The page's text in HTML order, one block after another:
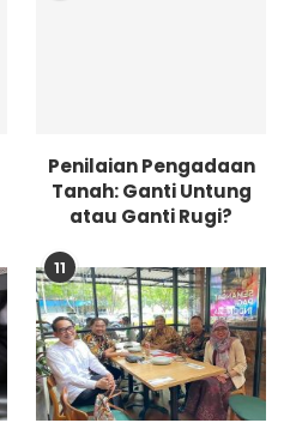
Penilaian Pengadaan
Tanah: Ganti Untung
atau Ganti Rugi?
11